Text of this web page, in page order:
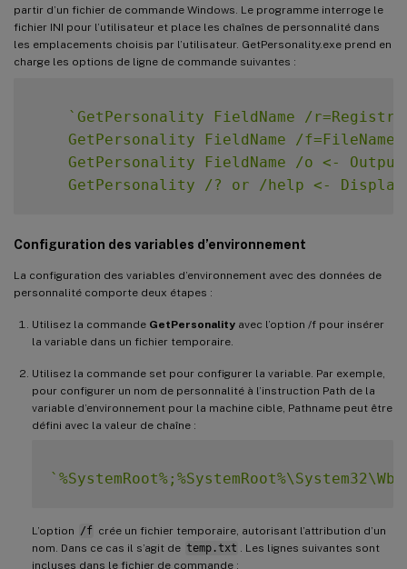
partir d’un fichier de commande Windows. Le programme interroge le
fichier INI pour l’utilisateur et place les chaînes de personnalité dans
les emplacements choisis par l’utilisateur. GetPersonality.exe prend en
charge les options de ligne de commande suivantes :
` GetPersonality FieldName /
GetPersonality FieldName /f=FileName
GetPersonality FieldName /o <-
GetPersonality /? or /help <-
Configuration des variables d’environnement
La configuration des variables d’environnement avec des données de
personnalité comporte deux étapes :
Utilisez la commande GetPersonality avec l’option /f pour insérer
la variable dans un fichier temporaire.
Utilisez la commande set pour configurer la variable. Par exemple,
pour configurer un nom de personnalité à l’instruction Path de la
variable d’environnement pour la machine cible, Pathname peut être
défini avec la valeur de chaîne :
`
L’option /f crée un fichier temporaire, autorisant l’attribution d’un
nom. Dans ce cas il s’agit de temp.txt
. Les lignes suivantes sont
incluses dans le fichier de commande :